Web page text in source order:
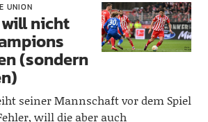
UNION
nicht
(sondern
seiner Mannschaft vor dem Spiel
will die aber auch